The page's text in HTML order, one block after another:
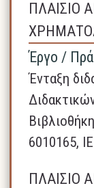
ΠΛΑΙΣΙΟ
Έργο /
Ένταξη
6010165,
ΠΛΑΙΣΙΟ